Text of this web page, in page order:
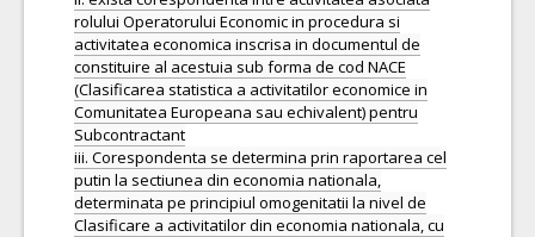
rolului Operatorului Economic in procedura si
activitatea economica inscrisa in documentul de
constituire al acestuia sub forma de cod NACE
(Clasificarea statistica a activitatilor economice in
Comunitatea Europeana sau echivalent) pentru
Subcontractant
iii. Corespondenta se determina prin raportarea cel
putin la sectiunea din economia nationala,
determinata pe principiul omogenitatii la nivel de
Clasificare a activitatilor din economia nationala, cu